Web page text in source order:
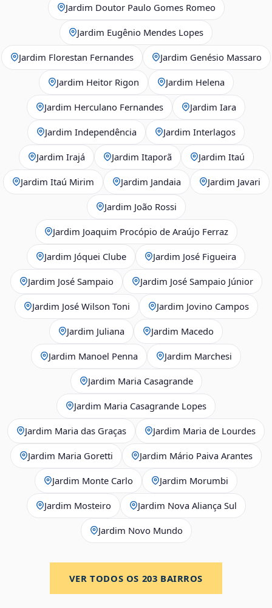
Jardim Doutor Paulo Gomes Romeo
Jardim Eugênio Mendes Lopes
Jardim Florestan Fernandes Jardim Genésio Massaro
Jardim Heitor Rigon Jardim Helena
Jardim Herculano Fernandes Jardim Iara
Jardim Independência Jardim Interlagos
Jardim Irajá Jardim Itaporã Jardim Itaú
Jardim Itaú Mirim Jardim Jandaia Jardim Javari
Jardim João Rossi
Jardim Joaquim Procópio de Araújo Ferraz
Jardim Jóquei Clube Jardim José Figueira
Jardim José Sampaio Jardim José Sampaio Júnior
Jardim José Wilson Toni Jardim Jovino Campos
Jardim Juliana Jardim Macedo
Jardim Manoel Penna Jardim Marchesi
Jardim Maria Casagrande
Jardim Maria Casagrande Lopes
Jardim Maria das Graças Jardim Maria de Lourdes
Jardim Maria Goretti Jardim Mário Paiva Arantes
Jardim Monte Carlo Jardim Morumbi
Jardim Mosteiro Jardim Nova Aliança Sul
Jardim Novo Mundo
VER TODOS OS 203 BAIRROS